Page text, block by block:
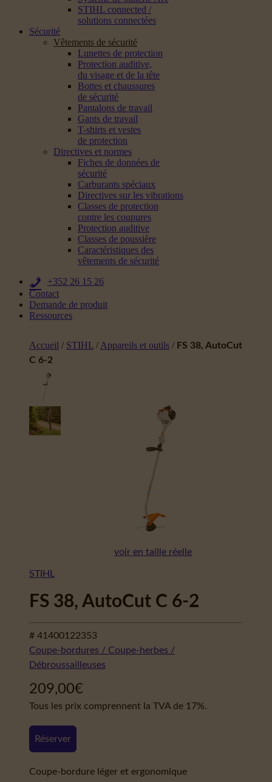
STIHL connected /
solutions connectées
Sécurité
Vêtements de sécurité
Lunettes de protection
Protection auditive,
du visage et de la tête
Bottes et chaussures
de sécurité
Pantalons de travail
Gants de travail
T-shirts et vestes
de protection
Directives et normes
Fiches de données de
sécurité
Carburants spéciaux
Directives sur les vibrations
Classes de protection
contre les coupures
Protection auditive
Classes de poussière
Caractéristiques des
vêtements de sécurité
+352 26 15 26
Contact
Demande de produit
Ressources
Accueil / STIHL / Appareils et outils / FS 38, AutoCut
C 6-2
voir en taille réelle
STIHL
FS 38, AutoCut C 6-2
# 41400122353
Coupe-bordures / Coupe-herbes /
Débroussailleuses
209,00€
Tous les prix comprennent la TVA de 17%.
Réserver
Coupe-bordure léger et ergonomique